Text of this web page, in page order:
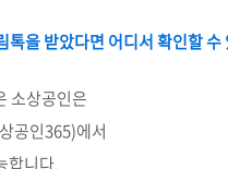
톡을 받았다면 어디서 확인할 수
소상공인은
공인365)에서
합니다.